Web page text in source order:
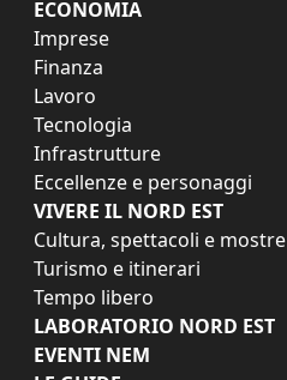
ECONOMIA
Imprese
Finanza
Lavoro
Tecnologia
Infrastrutture
Eccellenze e personaggi
VIVERE IL NORD EST
Cultura, spettacoli e mostre
Turismo e itinerari
Tempo libero
LABORATORIO NORD EST
EVENTI NEM